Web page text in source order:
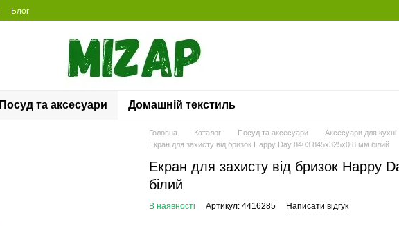
Блог
Посуд та аксесуари Домашній текстиль
Головна Каталог Посуд та аксесуари Аксесуари для кухні
Екран для захисту від бризок Happy Day 8403 845х325х0,8 мм білий
Екран для захисту від бризок Happy
білий
В наявності Артикул: 4416285 Написати відгук